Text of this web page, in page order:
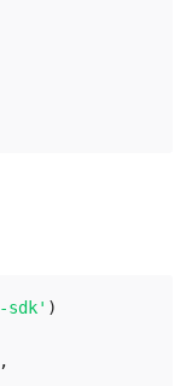
sdk' )
,